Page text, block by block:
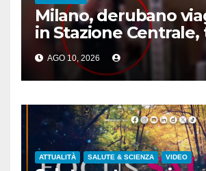
Milano, derubano
in Stazione Centrale,
arresti
AGO 10, 2026
ATTUALITÀ SALUTE & SCIENZA VIDEO